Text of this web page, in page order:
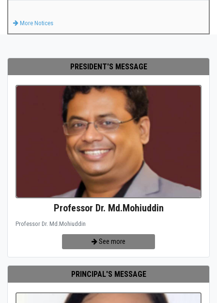
More Notices
PRESIDENT'S MESSAGE
Professor Dr. Md.Mohiuddin
Professor Dr. Md.Mohiuddin
See more
PRINCIPAL'S MESSAGE